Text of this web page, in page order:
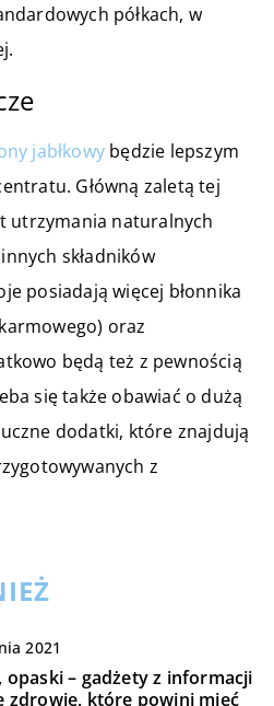
półkach, w
jabłkowy będzie lepszym
Główną zaletą tej
utrzymania naturalnych
składników
posiadają więcej błonnika
oraz
będą też z pewnością
się także obawiać o dużą
dodatki, które znajdują
z
2021
opaski – gadżety z informacji
zdrowie, które powini mieć